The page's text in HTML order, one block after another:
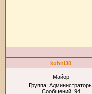
kuhni30
Майор
Группа:
Сообщений: 94